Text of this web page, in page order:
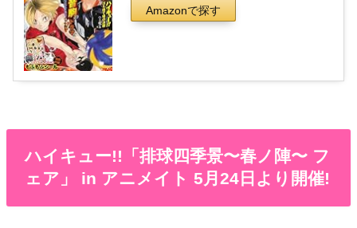
Amazonで探す
ハイキュー!!「排球四季景〜春ノ陣〜 フ
ェア」 in アニメイト 5月24日より開催!